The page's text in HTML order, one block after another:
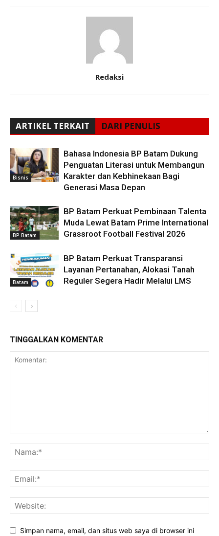
Redaksi
ARTIKEL TERKAIT DARI PENULIS
Bisnis
Bahasa Indonesia BP Batam Dukung
Penguatan Literasi untuk Membangun
Karakter dan Kebhinekaan Bagi
Generasi Masa Depan
BP Batam
BP Batam Perkuat Pembinaan Talenta
Muda Lewat Batam Prime International
Grassroot Football Festival 2026
Batam
BP Batam Perkuat Transparansi
Layanan Pertanahan, Alokasi Tanah
Reguler Segera Hadir Melalui LMS
TINGGALKAN KOMENTAR
Simpan nama, email, dan situs web saya di browser ini